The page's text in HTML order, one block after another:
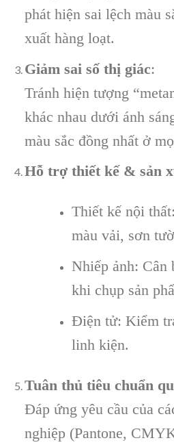
phát hiện sai lệch màu
xuất hàng loạt.
Giảm sai số thị giác:
Tránh hiện tượng
khác nhau dưới ánh
màu sắc đồng nhất ở
Hỗ trợ thiết kế & sản
Thiết kế nội
màu vải, sơn
Nhiếp ảnh: Cân
khi chụp sản
Điện tử: Kiểm
linh kiện.
Tuân thủ tiêu chuẩn
Đáp ứng yêu cầu của
nghiệp (Pantone,